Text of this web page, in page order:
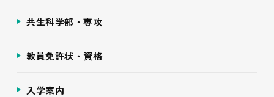
共生科学部・専攻
教員免許状・資格
入学案内